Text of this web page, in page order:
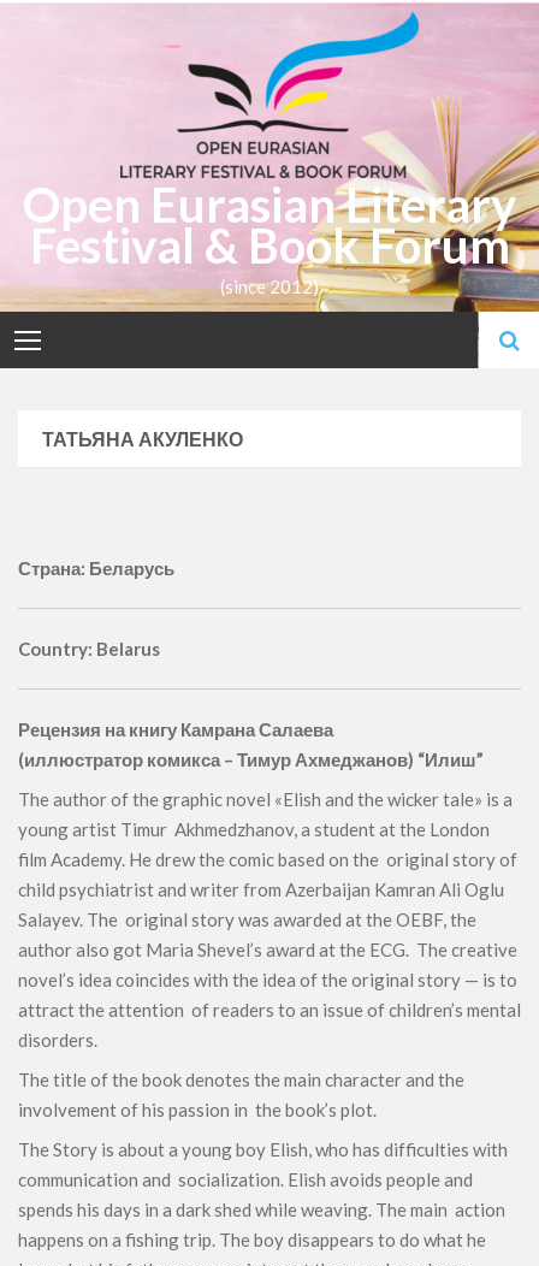
Open Eurasian Literary
Festival & Book Forum
(since 2012)
ТАТЬЯНА АКУЛЕНКО
Страна: Беларусь
Country: Belarus
Рецензия на книгу Камрана Салаева
(иллюстратор комикса – Тимур Ахмеджанов) “Илиш”
The author of the graphic novel «Elish and the wicker tale» is a
young artist Timur Akhmedzhanov, a student at the London
film Academy. He drew the comic based on the original story of
child psychiatrist and writer from Azerbaijan Kamran Ali Oglu
Salayev. The original story was awarded at the OEBF, the
author also got Maria Shevel’s award at the ECG. The creative
novel’s idea coincides with the idea of the original story — is to
attract the attention of readers to an issue of children’s mental
disorders.
The title of the book denotes the main character and the
involvement of his passion in the book’s plot.
The Story is about a young boy Elish, who has difficulties with
communication and socialization. Elish avoids people and
spends his days in a dark shed while weaving. The main action
happens on a fishing trip. The boy disappears to do what he